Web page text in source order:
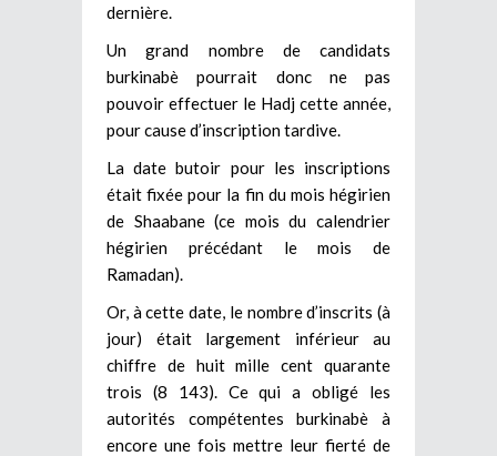
dernière.
Un grand nombre de candidats
burkinabè pourrait donc ne pas
pouvoir effectuer le Hadj cette année,
pour cause d’inscription tardive.
La date butoir pour les inscriptions
était fixée pour la fin du mois hégirien
de Shaabane (ce mois du calendrier
hégirien précédant le mois de
Ramadan).
Or, à cette date, le nombre d’inscrits (à
jour) était largement inférieur au
chiffre de huit mille cent quarante
trois (8 143). Ce qui a obligé les
autorités compétentes burkinabè à
encore une fois mettre leur fierté de